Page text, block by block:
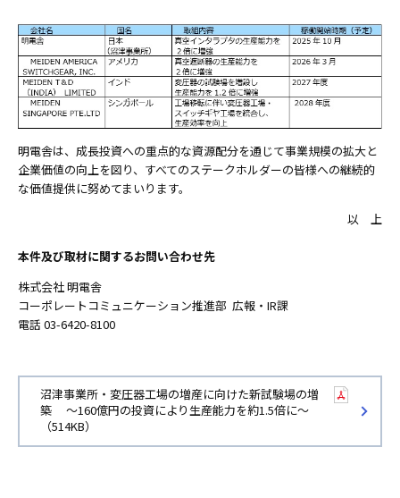
明電舎は、成長投資への重点的な資源配分を通じて事業規模の拡大と
企業価値の向上を図り、すべてのステークホルダーの皆様への継続的
な価値提供に努めてまいります。
以 上
本件及び取材に関するお問い合わせ先
株式会社 明電舎
コーポレートコミュニケーション推進部 広報・IR課
電話 03-6420-8100
沼津事業所・変圧器工場の増産に向けた新試験場の増
築 ～160億円の投資により生産能力を約1.5倍に～
（514KB）